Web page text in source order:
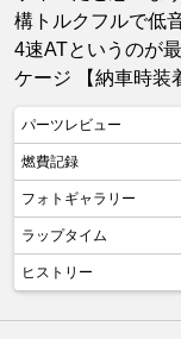
構トルクフルで低
4速ATというのが
ケージ 【納車時装
パーツレビュー
燃費記録
フォトギャラリー
ラップタイム
ヒストリー